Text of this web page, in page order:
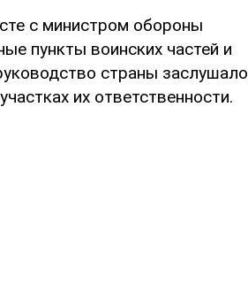
с министром обороны
пункты воинских частей и
страны заслушало
их ответственности.